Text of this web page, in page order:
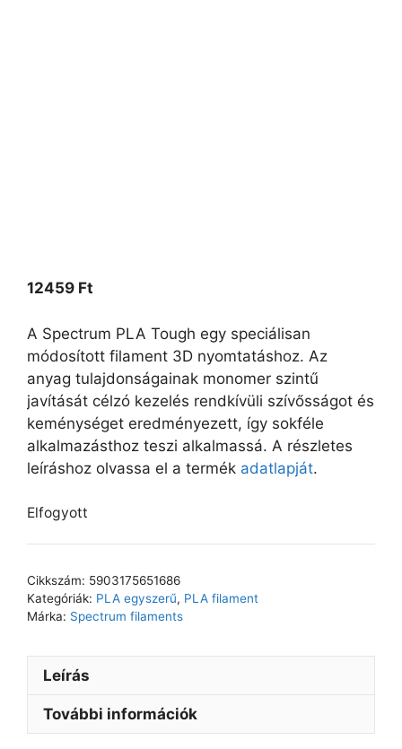
12459 Ft
A Spectrum PLA Tough egy speciálisan
módosított filament 3D nyomtatáshoz. Az
anyag tulajdonságainak monomer szintű
javítását célzó kezelés rendkívüli szívősságot és
keménységet eredményezett, így sokféle
alkalmazásthoz teszi alkalmassá. A részletes
leíráshoz olvassa el a termék adatlapját.
Elfogyott
Cikkszám: 5903175651686
Kategóriák: PLA egyszerű, PLA filament
Márka: Spectrum filaments
Leírás
További információk